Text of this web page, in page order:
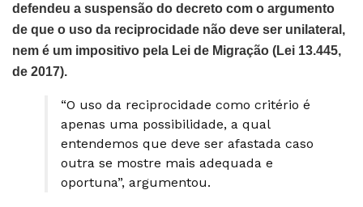
defendeu a suspensão do decreto com o argumento
de que o uso da reciprocidade não deve ser unilateral,
nem é um impositivo pela Lei de Migração (Lei 13.445,
de 2017).
“O uso da reciprocidade como critério é
apenas uma possibilidade, a qual
entendemos que deve ser afastada caso
outra se mostre mais adequada e
oportuna”, argumentou.